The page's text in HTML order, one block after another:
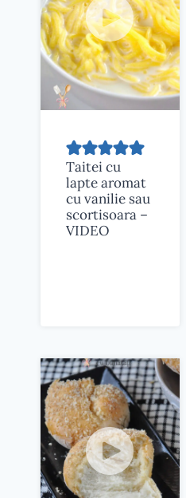
Taitei cu
lapte aromat
cu vanilie sau
scortisoara –
VIDEO